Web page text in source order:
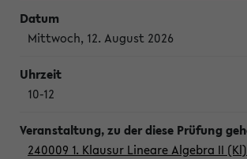
Mittwoch, 12. August 2026
10-12
240009 1. Klausur Lineare Algebra II (Kl)